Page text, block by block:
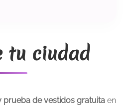
tu ciudad
prueba de vestidos gratuita en